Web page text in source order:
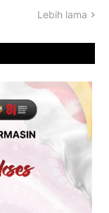
Lebih lama